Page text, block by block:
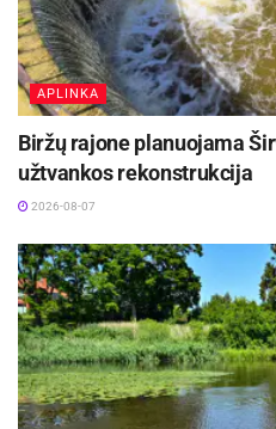
APLINKA
Biržų rajone planuojama
užtvankos rekonstrukcija
2026-08-07